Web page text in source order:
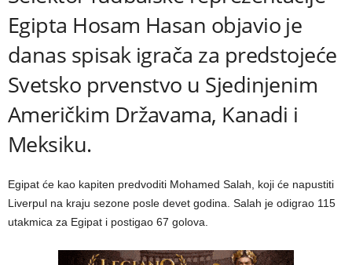
Egipta Hosam Hasan objavio je
danas spisak igrača za predstojeće
Svetsko prvenstvo u Sjedinjenim
Američkim Državama, Kanadi i
Meksiku.
Egipat će kao kapiten predvoditi Mohamed Salah, koji će napustiti
Liverpul na kraju sezone posle devet godina. Salah je odigrao 115
utakmica za Egipat i postigao 67 golova.